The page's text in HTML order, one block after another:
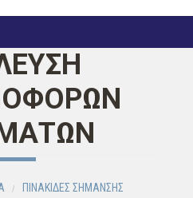
ΠΙΝΑΚΙΔΕΣ ΣΗΜΑΝΣΗΣ